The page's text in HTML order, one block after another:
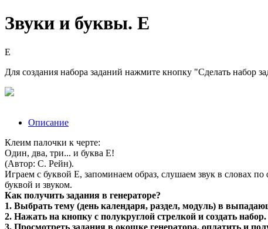
Звуки и буквы. Е
Е
Для создания набора заданий нажмите кнопку "Сделать набор
Описание
Клеим палочки к черте:
Один, два, три... и буква Е!
(Автор: С. Рейн).
Играем с буквой Е, запоминаем образ, слушаем звук в словах
буквой и звуком.
Как получить задания в генераторе?
1. Выбрать тему (день календаря, раздел, модуль) в
2. Нажать на кнопку с полукруглой стрелкой и создать набор.
3. Просмотреть задания в окошке генератора, оплатить и